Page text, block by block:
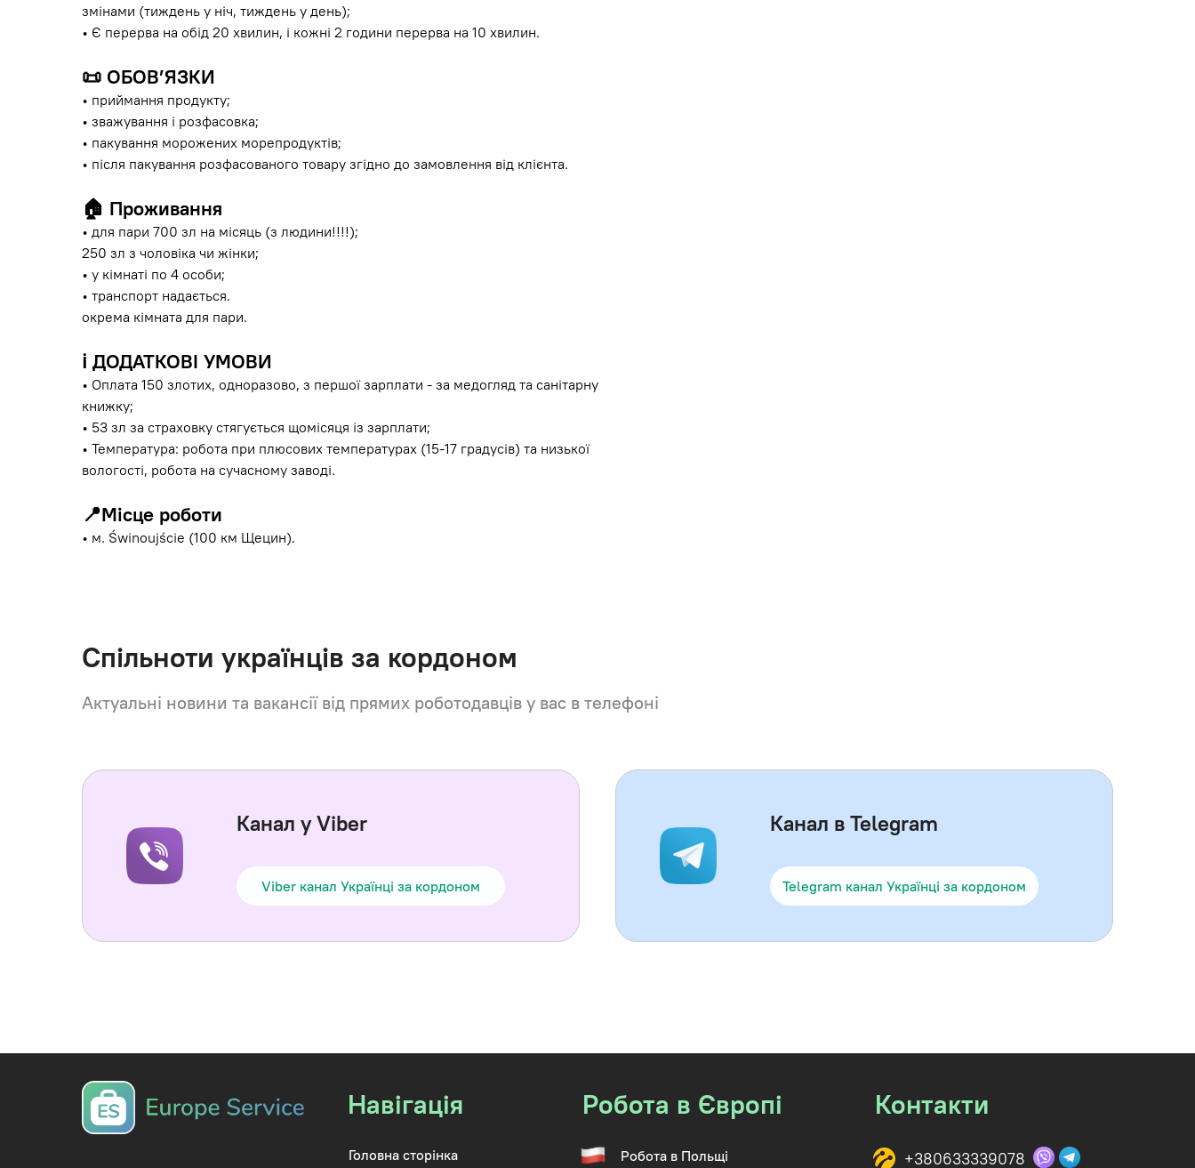
змінами (тиждень у ніч, тиждень у день);
• Є перерва на обід 20 хвилин, і кожні 2 години перерва на 10 хвилин.
📜 ОБОВ’ЯЗКИ
• приймання продукту;
• зважування і розфасовка;
• пакування морожених морепродуктів;
• після пакування розфасованого товару згідно до замовлення від клієнта.
🏠 Проживання
• для пари 700 зл на місяць (з людини!!!!);
250 зл з чоловіка чи жінки;
• у кімнаті по 4 особи;
• транспорт надається.
окрема кімната для пари.
ℹ️ ДОДАТКОВІ УМОВИ
• Оплата 150 злотих, одноразово, з першої зарплати - за медогляд та санітарну
книжку;
• 53 зл за страховку стягується щомісяця із зарплати;
• Температура: робота при плюсових температурах (15-17 градусів) та низької
вологості, робота на сучасному заводі.
📍Місце роботи
• м. Świnoujście (100 км Щецин).
Канал в Telegram
Telegram канал Українці за кордоном
Канал у Viber
Viber канал Українці за кордоном
Спільноти українців за кордоном
Актуальні новини та вакансії від прямих роботодавців у вас в телефоні
Контакти
Навігація
+380633339078
Головна сторінка
Робота в Європі
Робота в Польщі